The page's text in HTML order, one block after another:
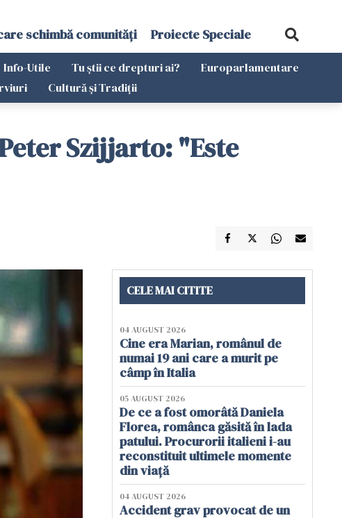
schimbă comunități Proiecte Speciale
Info-Utile Tu știi ce drepturi ai?
Europarlamentare
Cultură și Tradiții
Szijjarto: "Este
CELE MAI CITITE
04 AUGUST 2026
Cine era Marian, românul de
numai 19 ani care a murit pe
câmp în Italia
05 AUGUST 2026
De ce a fost omorâtă Daniela
Florea, românca găsită în lada
patului. Procurorii italieni i-au
reconstituit ultimele momente
din viață
04 AUGUST 2026
Accident grav provocat de un